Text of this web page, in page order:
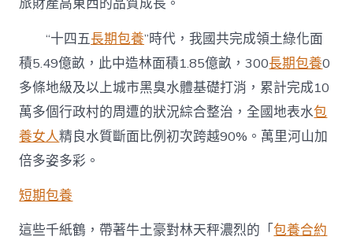
旅財產高東西的品質成長。
“十四五長期包養”時代，我國共完成領土綠化面
積5.49億畝，此中造林面積1.85億畝，300長期包養0
多條地級及以上城市黑臭水體基礎打消，累計完成10
萬多個行政村的周遭的狀況綜合整治，全國地表水包
養女人精良水質斷面比例初次跨越90%。萬里河山加
倍多姿多彩。
短期包養
這些千紙鶴，帶著牛土豪對林天秤濃烈的「包養合約